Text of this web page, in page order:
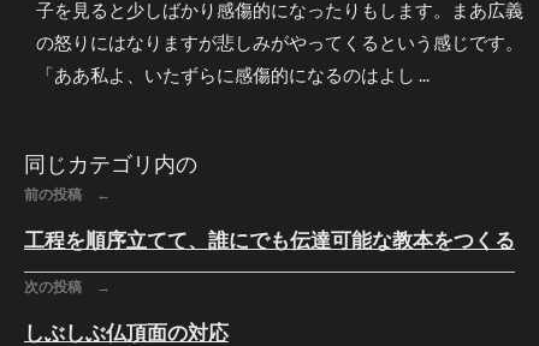
子を見ると少しばかり感傷的になったりもします。まあ広義
の怒りにはなりますが悲しみがやってくるという感じです。
「ああ私よ、いたずらに感傷的になるのはよし ...
同じカテゴリ内の
前の投稿 ←
工程を順序立てて、誰にでも伝達可能な教本をつくる
次の投稿 →
しぶしぶ仏頂面の対応